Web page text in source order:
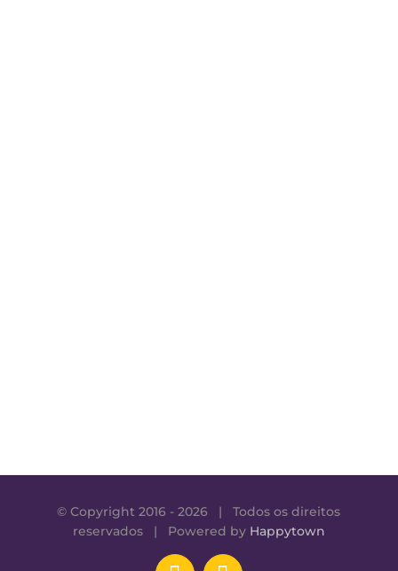
© Copyright 2016 -2026 | Todos os direitos
reservados | Powered by Happytown